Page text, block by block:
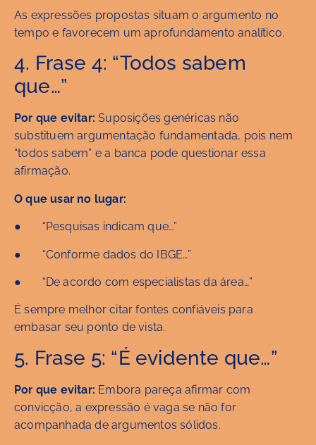
As expressões propostas situam o argumento no
tempo e favorecem um aprofundamento analítico.
4. Frase 4: “Todos sabem
que…”
Por que evitar: Suposições genéricas não
substituem argumentação fundamentada, pois nem
“todos sabem” e a banca pode questionar essa
afirmação.
O que usar no lugar:
● “Pesquisas indicam que…”
● “Conforme dados do IBGE…”
● “De acordo com especialistas da área…”
É sempre melhor citar fontes confiáveis para
embasar seu ponto de vista.
5. Frase 5: “É evidente que…”
Por que evitar: Embora pareça afirmar com
convicção, a expressão é vaga se não for
acompanhada de argumentos sólidos.